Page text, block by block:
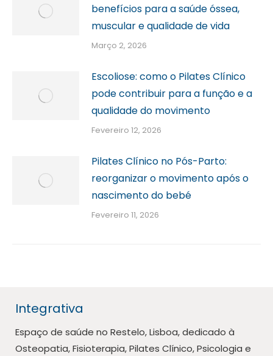
benefícios para a saúde óssea,
muscular e qualidade de vida
Março 2, 2026
Escoliose: como o Pilates Clínico
pode contribuir para a função e a
qualidade do movimento
Fevereiro 12, 2026
Pilates Clínico no Pós-Parto:
reorganizar o movimento após o
nascimento do bebé
Fevereiro 11, 2026
Integrativa
Espaço de saúde no Restelo, Lisboa, dedicado à
Osteopatia, Fisioterapia, Pilates Clínico, Psicologia e